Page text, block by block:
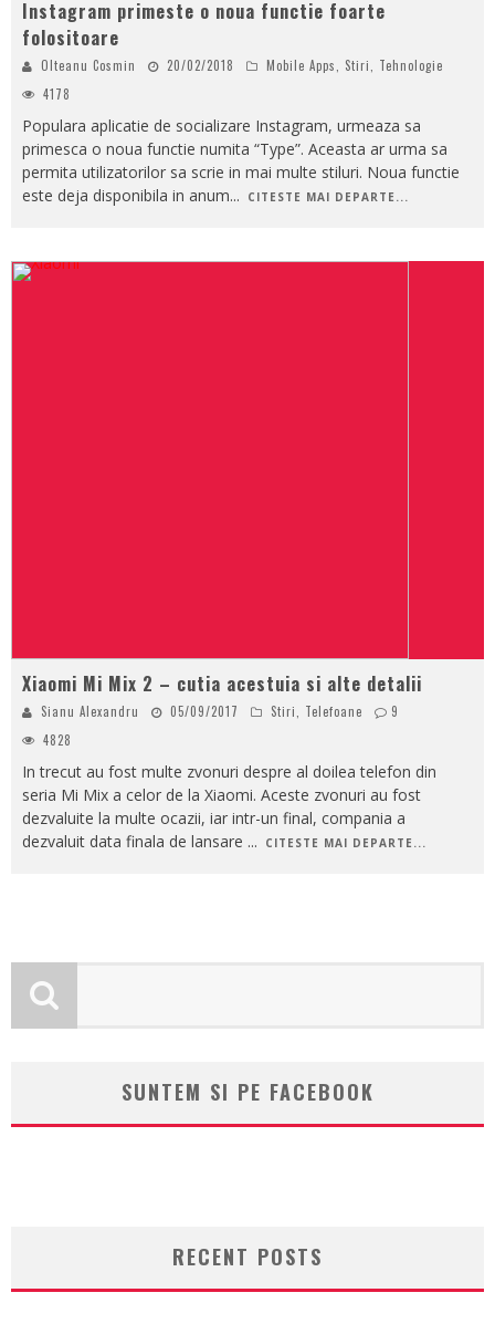
Instagram primeste o noua functie foarte
folositoare
Olteanu Cosmin 20/02/2018 Mobile Apps Stiri
Tehnologie
4178
Populara aplicatie de socializare Instagram, urmeaza sa
primesca o noua functie numita “Type”. Aceasta ar urma sa
permita utilizatorilor sa scrie in mai multe stiluri. Noua functie
este deja disponibila in anum... CITESTE MAI DEPARTE...
Xiaomi Mi Mix 2 – cutia acestuia si alte detalii
Sianu Alexandru 05/09/2017 Stiri Telefoane
9
4828
In trecut au fost multe zvonuri despre al doilea telefon din
seria Mi Mix a celor de la Xiaomi. Aceste zvonuri au fost
dezvaluite la multe ocazii, iar intr-un final, compania a
dezvaluit data finala de lansare ... CITESTE MAI DEPARTE...
SUNTEM SI PE FACEBOOK
RECENT POSTS